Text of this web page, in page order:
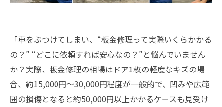
「車をぶつけてしまい、“板金修理って実際いくらかかる
の？” “どこに依頼すれば安心なの？”と悩んでいません
か？実際、板金修理の相場はドア1枚の軽度なキズの場
合、約15,000円～30,000円程度が一般的で、凹みや広範
囲の損傷となると約50,000円以上かかるケースも見受け